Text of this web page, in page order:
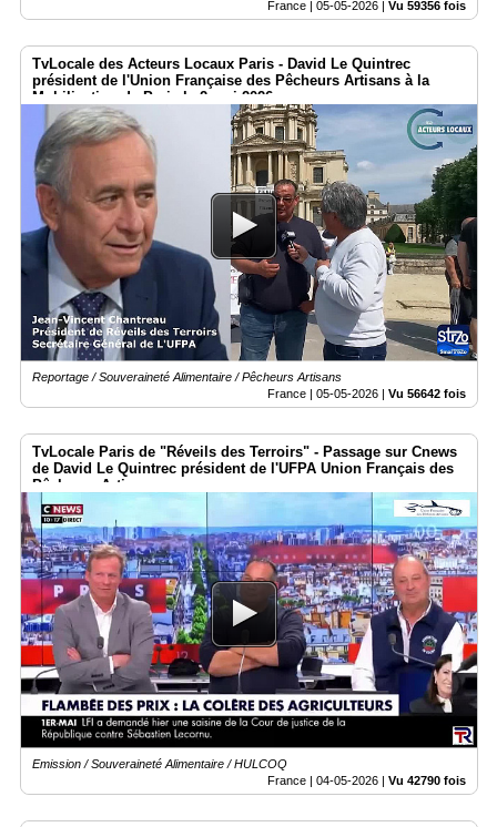
France | 05-05-2026 Vu 59356 fois
TvLocale des Acteurs Locaux Paris - David Le Quintrec
président de l'Union Française des Pêcheurs Artisans à la
Mobilisation de Paris le 2 mai 2026
Reportage / Souveraineté Alimentaire / Pêcheurs Artisans
France | 05-05-2026 | Vu 56642 fois
TvLocale Paris de "Réveils des Terroirs" - Passage sur Cnews
de David Le Quintrec président de l'UFPA Union Français des
Pêcheurs Artisans
Emission / Souveraineté Alimentaire / HULCOQ
France | 04-05-2026 | Vu 42790 fois